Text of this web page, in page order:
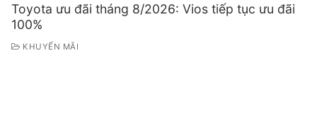
Toyota ưu đãi tháng 8/2026: Vios tiếp tục ưu đãi
100%
KHUYẾN MÃI